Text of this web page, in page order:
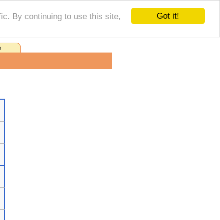
Got it!
By continuing to use this site,